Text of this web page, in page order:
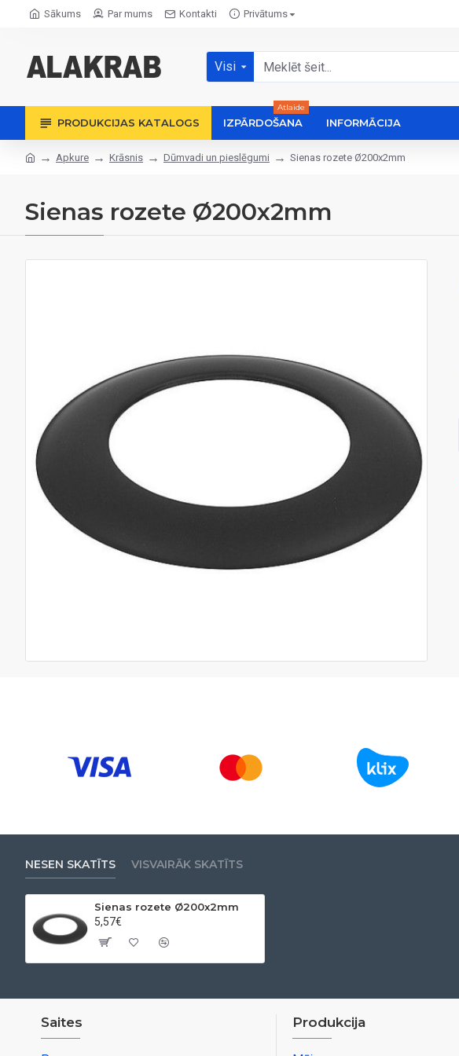
Sākums Par mums Kontakti Privātums
Visi
PRODUKCIJAS KATALOGS IZPĀRDOŠANA
Atlaide
INFORMĀCIJA
Apkure Krāsnis Dūmvadi un pieslēgumi Sienas rozete Ø200x2mm
Sienas rozete Ø200x2mm
NESEN SKATĪTS VISVAIRĀK SKATĪTS
Sienas rozete Ø200x2mm
5,57€
Saites Produkcija